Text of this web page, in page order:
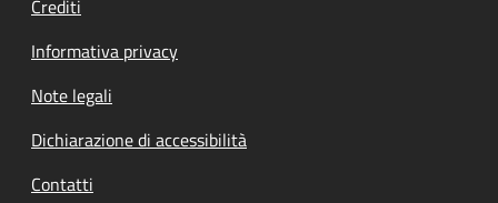
Crediti
Informativa privacy
Note legali
Dichiarazione di accessibilità
Contatti